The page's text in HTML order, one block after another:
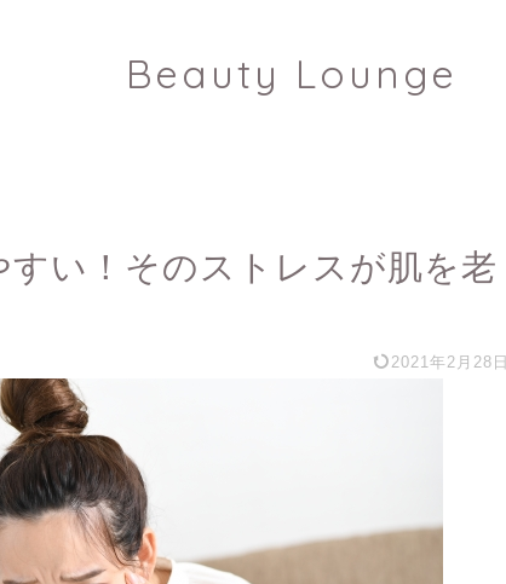
Beauty Lounge
い！そのストレスが肌を老
2021年2月28日